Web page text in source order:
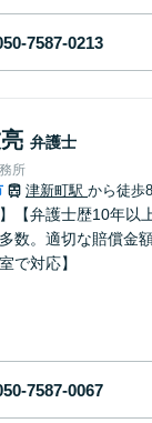
弁護士
所
津新町駅 から徒歩
】【弁護士歴10年
数。適切な賠償金
で対応】